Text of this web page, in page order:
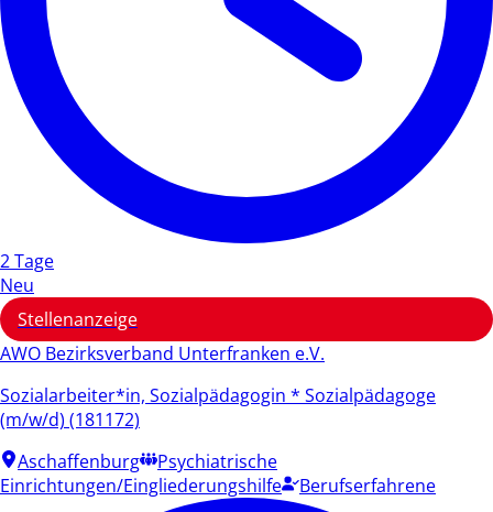
2 Tage
Neu
Stellenanzeige
AWO Bezirksverband Unterfranken e.V.
Sozialarbeiter*in, Sozialpädagogin * Sozialpädagoge
(m/w/d) (181172)
Aschaffenburg
Psychiatrische
Einrichtungen/Eingliederungshilfe
Berufserfahrene